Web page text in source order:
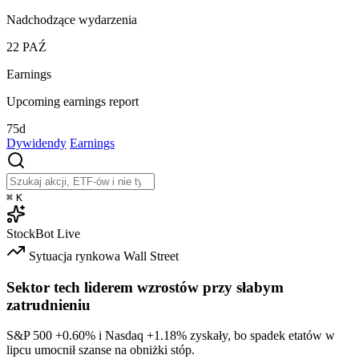
Nadchodzące wydarzenia
22 PAŹ
Earnings
Upcoming earnings report
75d
Dywidendy Earnings
⌘ K
StockBot Live
Sytuacja rynkowa Wall Street
Sektor tech liderem wzrostów przy słabym
zatrudnieniu
S&P 500 +0.60% i Nasdaq +1.18% zyskały, bo spadek etatów w
lipcu umocnił szanse na obniżki stóp.